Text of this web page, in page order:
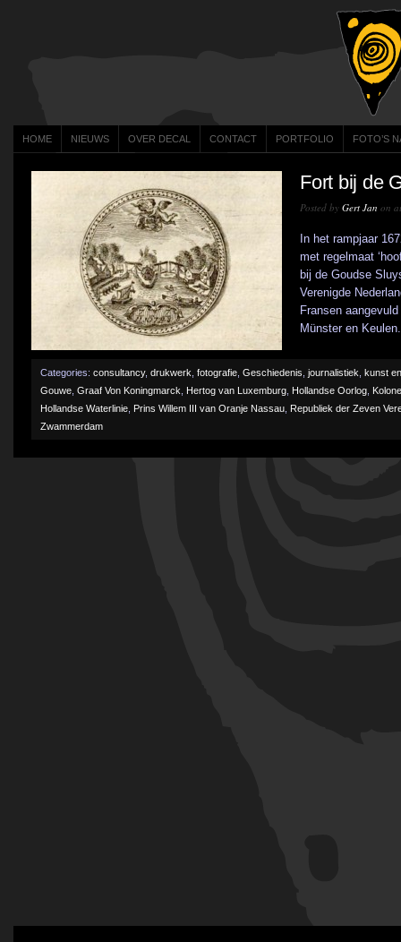
HOME NIEUWS OVER DECAL CONTACT PORTFOLIO FOTO’S
Fort bij de
Posted by Gert Jan on
In het rampjaar
met regelmaat
bij de Goudse
Verenigde
Fransen
Münster en
Categories: consultancy, drukwerk fotografie Geschiedenis journalistiek kunst
Gouwe Graaf Von Koningmarck Hertog van Luxemburg Hollandse Oorlog
Hollandse Waterlinie Prins Willem III van Oranje Nassau Republiek der Zeven
Zwammerdam